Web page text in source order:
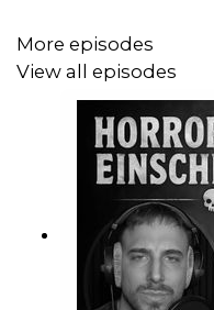
und an dem nie
Doch ein junger Soldat
Kein Kontakt. Kein
More episodes
View all episodes